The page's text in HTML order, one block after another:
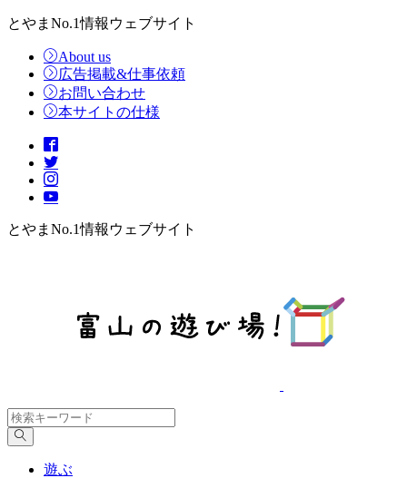
とやまNo.1情報ウェブサイト
About us
広告掲載&仕事依頼
お問い合わせ
本サイトの仕様
とやまNo.1情報ウェブサイト
遊ぶ